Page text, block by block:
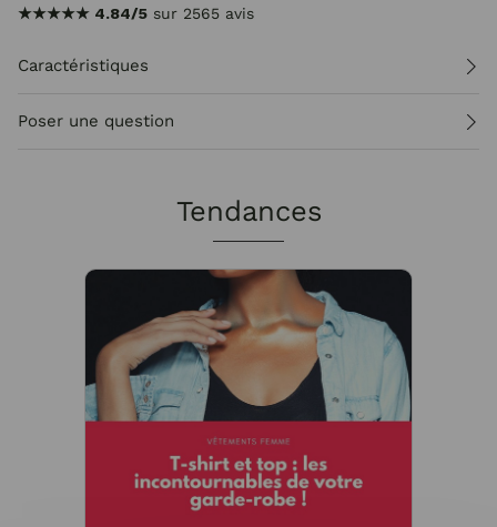
★★★★★ 4.84/5 sur 2565 avis
Caractéristiques
Poser une question
Tendances